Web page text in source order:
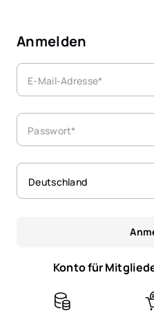
Anmelden
E-Mail-Adresse*
Passwort*
Deutschland
Konto für